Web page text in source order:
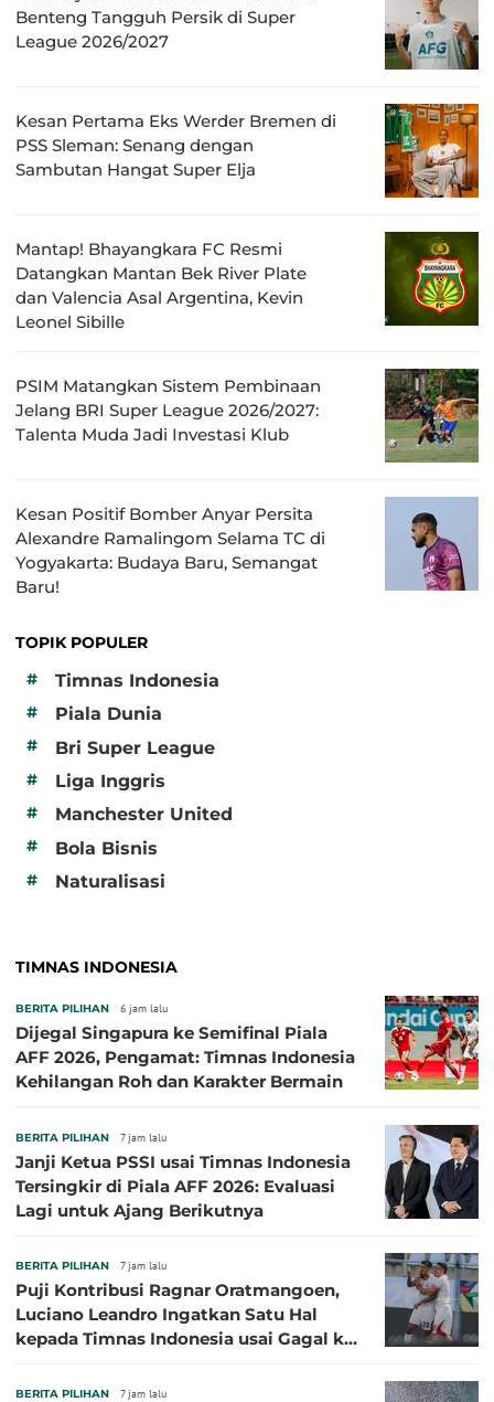
Benteng Tangguh Persik di Super
League 2026/2027
Kesan Pertama Eks Werder Bremen di
PSS Sleman: Senang dengan
Sambutan Hangat Super Elja
Mantap! Bhayangkara FC Resmi
Datangkan Mantan Bek River Plate
dan Valencia Asal Argentina, Kevin
Leonel Sibille
PSIM Matangkan Sistem Pembinaan
Jelang BRI Super League 2026/2027:
Talenta Muda Jadi Investasi Klub
Kesan Positif Bomber Anyar Persita
Alexandre Ramalingom Selama TC di
Yogyakarta: Budaya Baru, Semangat
Baru!
TOPIK POPULER
#
Timnas Indonesia
# Piala Dunia
# Bri Super League
# Liga Inggris
# Manchester United
# Bola Bisnis
# Naturalisasi
TIMNAS INDONESIA
BERITA PILIHAN 6 jam lalu
Dijegal Singapura ke Semifinal Piala
AFF 2026, Pengamat: Timnas Indonesia
Kehilangan Roh dan Karakter Bermain
BERITA PILIHAN 7 jam lalu
Janji Ketua PSSI usai Timnas Indonesia
Tersingkir di Piala AFF 2026: Evaluasi
Lagi untuk Ajang Berikutnya
BERITA PILIHAN 7 jam lalu
Puji Kontribusi Ragnar Oratmangoen,
Luciano Leandro Ingatkan Satu Hal
kepada Timnas Indonesia usai Gagal ke
BERITA PILIHAN 7 jam lalu